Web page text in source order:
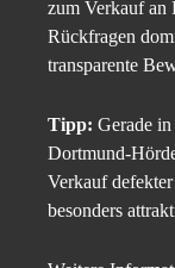
zum Verkauf an
Rückfragen
transparente
Tipp: Gerade
Dortmund-
Verkauf
besonders